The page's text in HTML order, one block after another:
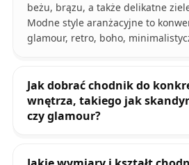
beżu, brązu, a także delikatne
Modne style aranżacyjne to
glamour, retro, boho,
Jak dobrać chodnik do
wnętrza, takiego jak
czy glamour?